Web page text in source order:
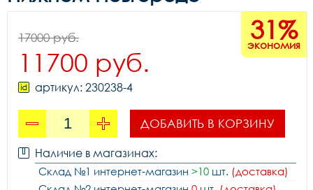
31%
экономия
17000 руб.
11700 руб.
артикул: 230238-4
ДОБАВИТЬ В КОРЗИНУ
Наличие в магазинах:
Склад №1 интернет-магазин >10 шт. (доставка)